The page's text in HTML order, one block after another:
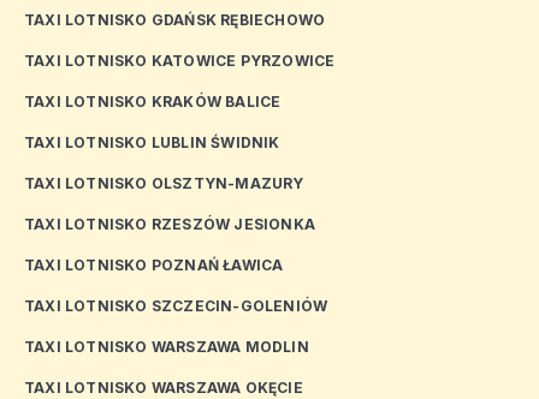
TAXI LOTNISKO GDAŃSK RĘBIECHOWO
TAXI LOTNISKO KATOWICE PYRZOWICE
TAXI LOTNISKO KRAKÓW BALICE
TAXI LOTNISKO LUBLIN ŚWIDNIK
TAXI LOTNISKO OLSZTYN-MAZURY
TAXI LOTNISKO RZESZÓW JESIONKA
TAXI LOTNISKO POZNAŃ ŁAWICA
TAXI LOTNISKO SZCZECIN-GOLENIÓW
TAXI LOTNISKO WARSZAWA MODLIN
TAXI LOTNISKO WARSZAWA OKĘCIE